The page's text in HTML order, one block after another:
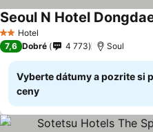
2 Počet hviezdičiek
Hotel
Seoul N Hotel
7,6 Dobré 4 773 Soul
Vyberte dátumy a pozrite si
ceny